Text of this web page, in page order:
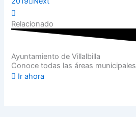
Relacionado
Ayuntamiento de Villalbilla
Conoce todas las áreas municipales
Ir ahora